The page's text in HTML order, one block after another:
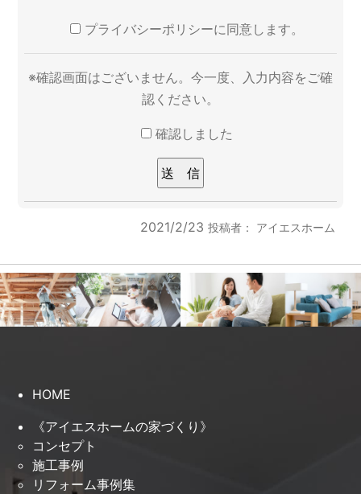
プライバシーポリシーに同意します。
※確認画面はございません。今一度、入力内容をご確
認ください。
確認しました
2021/2/23 投稿者： アイエスホーム
HOME
《アイエスホームの家づくり》
コンセプト
施工事例
リフォーム事例集